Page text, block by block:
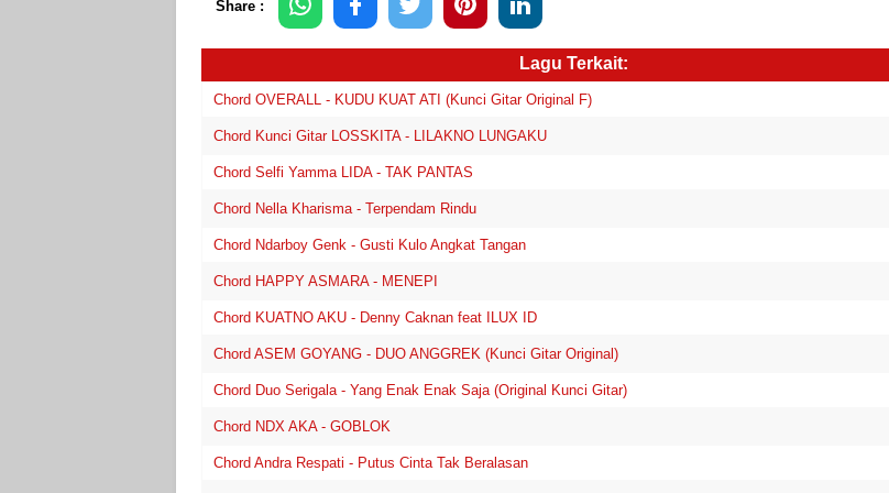
Share :
Lagu Terkait:
Chord OVERALL - KUDU KUAT ATI (Kunci Gitar Original F)
Chord Kunci Gitar LOSSKITA - LILAKNO LUNGAKU
Chord Selfi Yamma LIDA - TAK PANTAS
Chord Nella Kharisma - Terpendam Rindu
Chord Ndarboy Genk - Gusti Kulo Angkat Tangan
Chord HAPPY ASMARA - MENEPI
Chord KUATNO AKU - Denny Caknan feat ILUX ID
Chord ASEM GOYANG - DUO ANGGREK (Kunci Gitar Original)
Chord Duo Serigala - Yang Enak Enak Saja (Original Kunci Gitar)
Chord NDX AKA - GOBLOK
Chord Andra Respati - Putus Cinta Tak Beralasan